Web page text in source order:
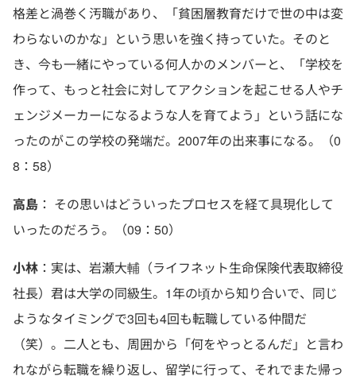
格差と渦巻く汚職があり、「貧困層教育だけで世の中は変
わらないのかな」という思いを強く持っていた。そのと
き、今も一緒にやっている何人かのメンバーと、「学校を
作って、もっと社会に対してアクションを起こせる人やチ
ェンジメーカーになるような人を育てよう」という話にな
ったのがこの学校の発端だ。2007年の出来事になる。（0
8：58）
高島 ： その思いはどういったプロセスを経て具現化して
いったのだろう。（09：50）
小林 ：実は、岩瀬大輔（ライフネット生命保険代表取締役
社長）君は大学の同級生。1年の頃から知り合いで、同じ
ようなタイミングで3回も4回も転職している仲間だ
（笑）。二人とも、周囲から「何をやっとるんだ」と言わ
れながら転職を繰り返し、留学に行って、それでまた帰っ